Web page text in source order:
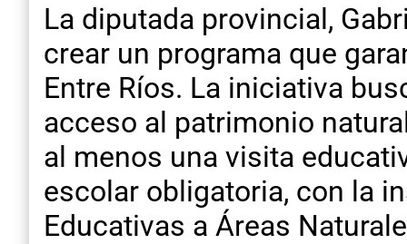
La diputada provincial,
crear un programa que
Entre Ríos. La iniciativa
acceso al patrimonio
al menos una visita
escolar obligatoria, con la
Educativas a Áreas